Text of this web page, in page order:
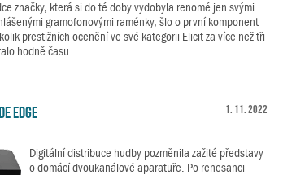
značky, která si do té doby vydobyla renomé jen svými
gramofonovými raménky, šlo o první komponent
prestižních ocenění ve své kategorii Elicit za více než tři
hodně času....
1. 11. 2022
EDGE
Digitální distribuce hudby pozměnila zažité představy
o domácí dvoukanálové aparatuře. Po renesanci